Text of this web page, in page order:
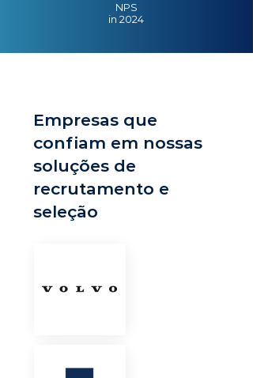
NPS
in 2024
Empresas que
confiam em nossas
soluções de
recrutamento e
seleção